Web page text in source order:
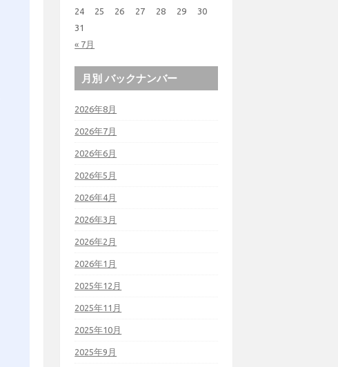
« 7月
24
25 26 27 28 29
30
31
月別 バックナンバー
2026年8月
2026年7月
2026年6月
2026年5月
2026年4月
2026年3月
2026年2月
2026年1月
2025年12月
2025年11月
2025年10月
2025年9月